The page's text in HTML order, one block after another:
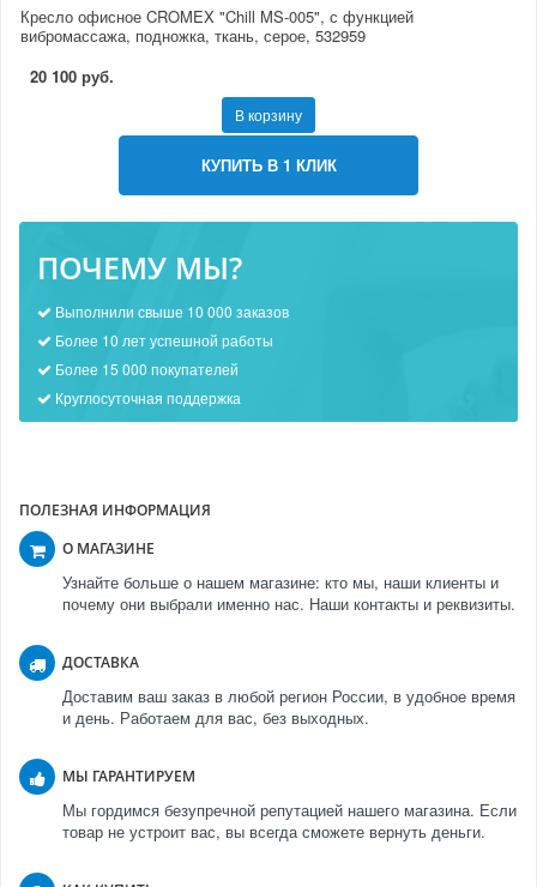
Кресло офисное CROMEX "Chill MS-005", с функцией
вибромассажа, подножка, ткань, серое, 532959
20 100 руб.
В корзину
КУПИТЬ В 1 КЛИК
ПОЧЕМУ МЫ?
Выполнили свыше 10 000 заказов
Более 10 лет успешной работы
Более 15 000 покупателей
Круглосуточная поддержка
ПОЛЕЗНАЯ ИНФОРМАЦИЯ
О МАГАЗИНЕ
Узнайте больше о нашем магазине: кто мы, наши клиенты и
почему они выбрали именно нас. Наши контакты и реквизиты.
ДОСТАВКА
Доставим ваш заказ в любой регион России, в удобное время
и день. Работаем для вас, без выходных.
МЫ ГАРАНТИРУЕМ
Мы гордимся безупречной репутацией нашего магазина. Если
товар не устроит вас, вы всегда сможете вернуть деньги.